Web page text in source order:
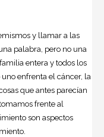
y llamar a las
palabra, pero no una
entera y todos los
enfrenta el cáncer, la
que antes parecían
frente al
son aspectos